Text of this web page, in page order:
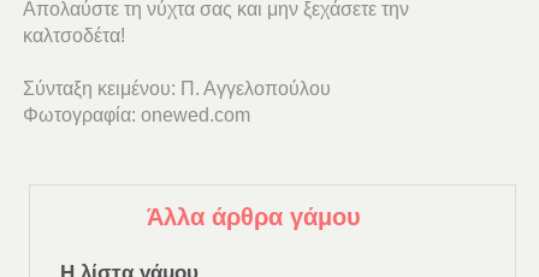
Απολαύστε τη νύχτα σας και μην ξεχάσετε την
καλτσοδέτα!
Σύνταξη κειμένου: Π. Αγγελοπούλου
Φωτογραφία: onewed.com
Άλλα άρθρα γάμου